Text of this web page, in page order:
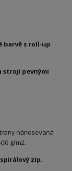
barvě s roll-up
stroji pevnými
nánosovaná
g/m2.
spirálový zip.